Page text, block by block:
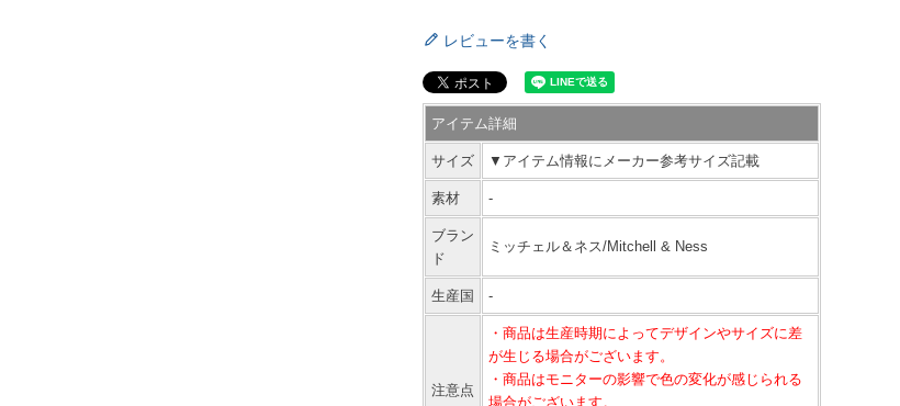
レビューを書く
アイテム詳細
サイズ ▼アイテム情報にメーカー参考サイズ記載
素材 -
ブラン
ド
ミッチェル＆ネス/Mitchell & Ness
生産国 -
注意点
・商品は生産時期によってデザインやサイズに差
が生じる場合がございます。
・商品はモニターの影響で色の変化が感じられる
場合がございます。